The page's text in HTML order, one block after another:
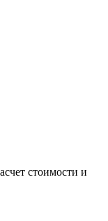
стоимости и